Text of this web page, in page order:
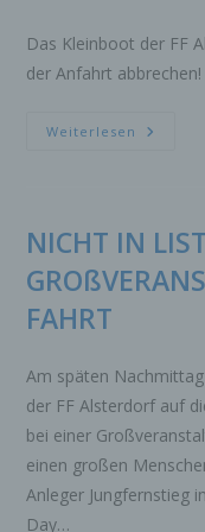
Das Kleinboot der FF
der Anfahrt abbrechen!
Weiterlesen
NICHT IN
FAHRT
Am späten
der FF Alsterdorf auf
bei einer
einen großen
Anleger Jungfernstieg
Day…
Verarbeitung
oder jede
wie das
Anpassung
durch
andere Form
oder die
Löschen oder
d)